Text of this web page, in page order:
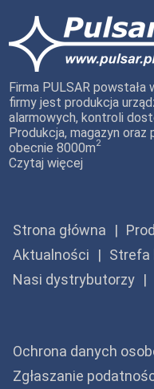
Firma PULSAR powstała
firmy jest produkcja
alarmowych, kontroli
Produkcja, magazyn oraz
obecnie 8000m2
Czytaj więcej
Strona główna
Aktualności
Strefa
Nasi dystrybutorzy
Ochrona danych
Zgłaszanie